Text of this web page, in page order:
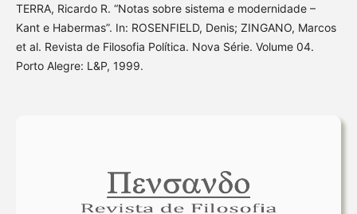
TERRA, Ricardo R. “Notas sobre sistema e modernidade –
Kant e Habermas”. In: ROSENFIELD, Denis; ZINGANO, Marcos
et al. Revista de Filosofia Política. Nova Série. Volume 04.
Porto Alegre: L&P, 1999.